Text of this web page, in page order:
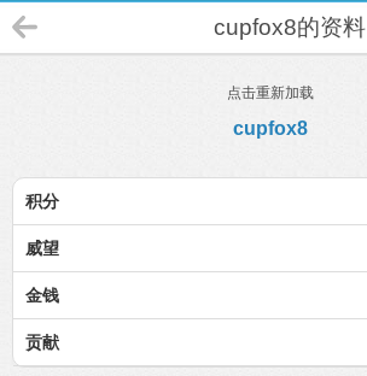
cupfox8的资料
点击重新加载
cupfox8
积分
威望
金钱
贡献